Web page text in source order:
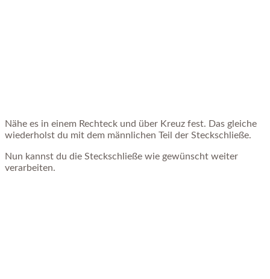
Nähe es in einem Rechteck und über Kreuz fest. Das gleiche
wiederholst du mit dem männlichen Teil der Steckschließe.
Nun kannst du die Steckschließe wie gewünscht weiter
verarbeiten.